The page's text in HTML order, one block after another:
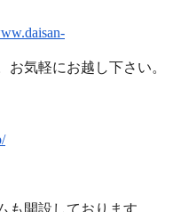
daisan-
気軽にお越し下さい。